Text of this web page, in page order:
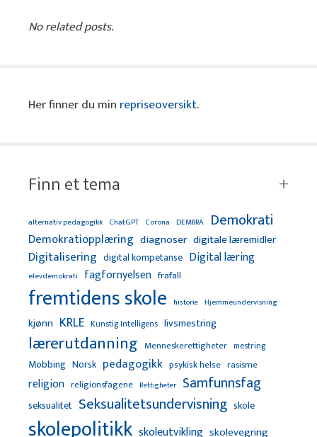
No related posts.
Her finner du min repriseoversikt.
Finn et tema
alternativ pedagogikk ChatGPT Corona DEMBRA Demokrati
Demokratiopplæring diagnoser digitale læremidler
Digitalisering digital kompetanse Digital læring
elevdemokrati fagfornyelsen frafall
fremtidens skole historie Hjemmeundervisning
kjønn KRLE Kunstig Intelligens livsmestring
lærerutdanning Menneskerettigheter mestring
Mobbing Norsk pedagogikk psykisk helse rasisme
religion religionsfagene Rettigheter Samfunnsfag
seksualitet Seksualitetsundervisning skole
skolepolitikk skoleutvikling skolevegring